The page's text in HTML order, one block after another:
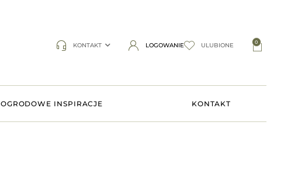
KONTAKT LOGOWANIE ULUBIONE 0
OGRODOWE INSPIRACJE KONTAKT